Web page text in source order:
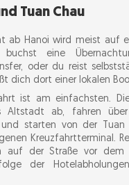
Tuan Chau
ab Hanoi wird meist auf
buchst eine
oder du reist
dich dort einer lokalen
ist am einfachsten.
Altstadt ab, fahren über
starten von der Tuan
Kreuzfahrtterminal.
auf der Straße vor dem
der